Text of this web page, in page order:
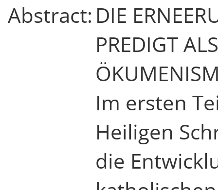
Abstract: DIE
PREDIGT
Im ersten
Heiligen
die